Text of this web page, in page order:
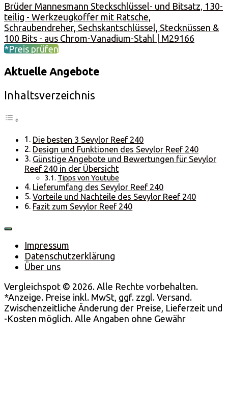
Brüder Mannesmann Steckschlüssel- und Bitsatz, 130-
teilig - Werkzeugkoffer mit Ratsche,
Schraubendreher, Sechskantschlüssel, Stecknüssen &
100 Bits - aus Chrom-Vanadium-Stahl | M29166
*Preis prüfen
Aktuelle Angebote
Inhaltsverzeichnis
Die besten 3 Sevylor Reef 240
Design und Funktionen des Sevylor Reef 240
Günstige Angebote und Bewertungen für Sevylor
Reef 240 in der Übersicht
Tipps von Youtube
Lieferumfang des Sevylor Reef 240
Vorteile und Nachteile des Sevylor Reef 240
Fazit zum Sevylor Reef 240
Impressum
Datenschutzerklärung
Über uns
Vergleichspot © 2026. Alle Rechte vorbehalten.
*Anzeige. Preise inkl. MwSt, ggf. zzgl. Versand.
Zwischenzeitliche Änderung der Preise, Lieferzeit und
-Kosten möglich. Alle Angaben ohne Gewähr